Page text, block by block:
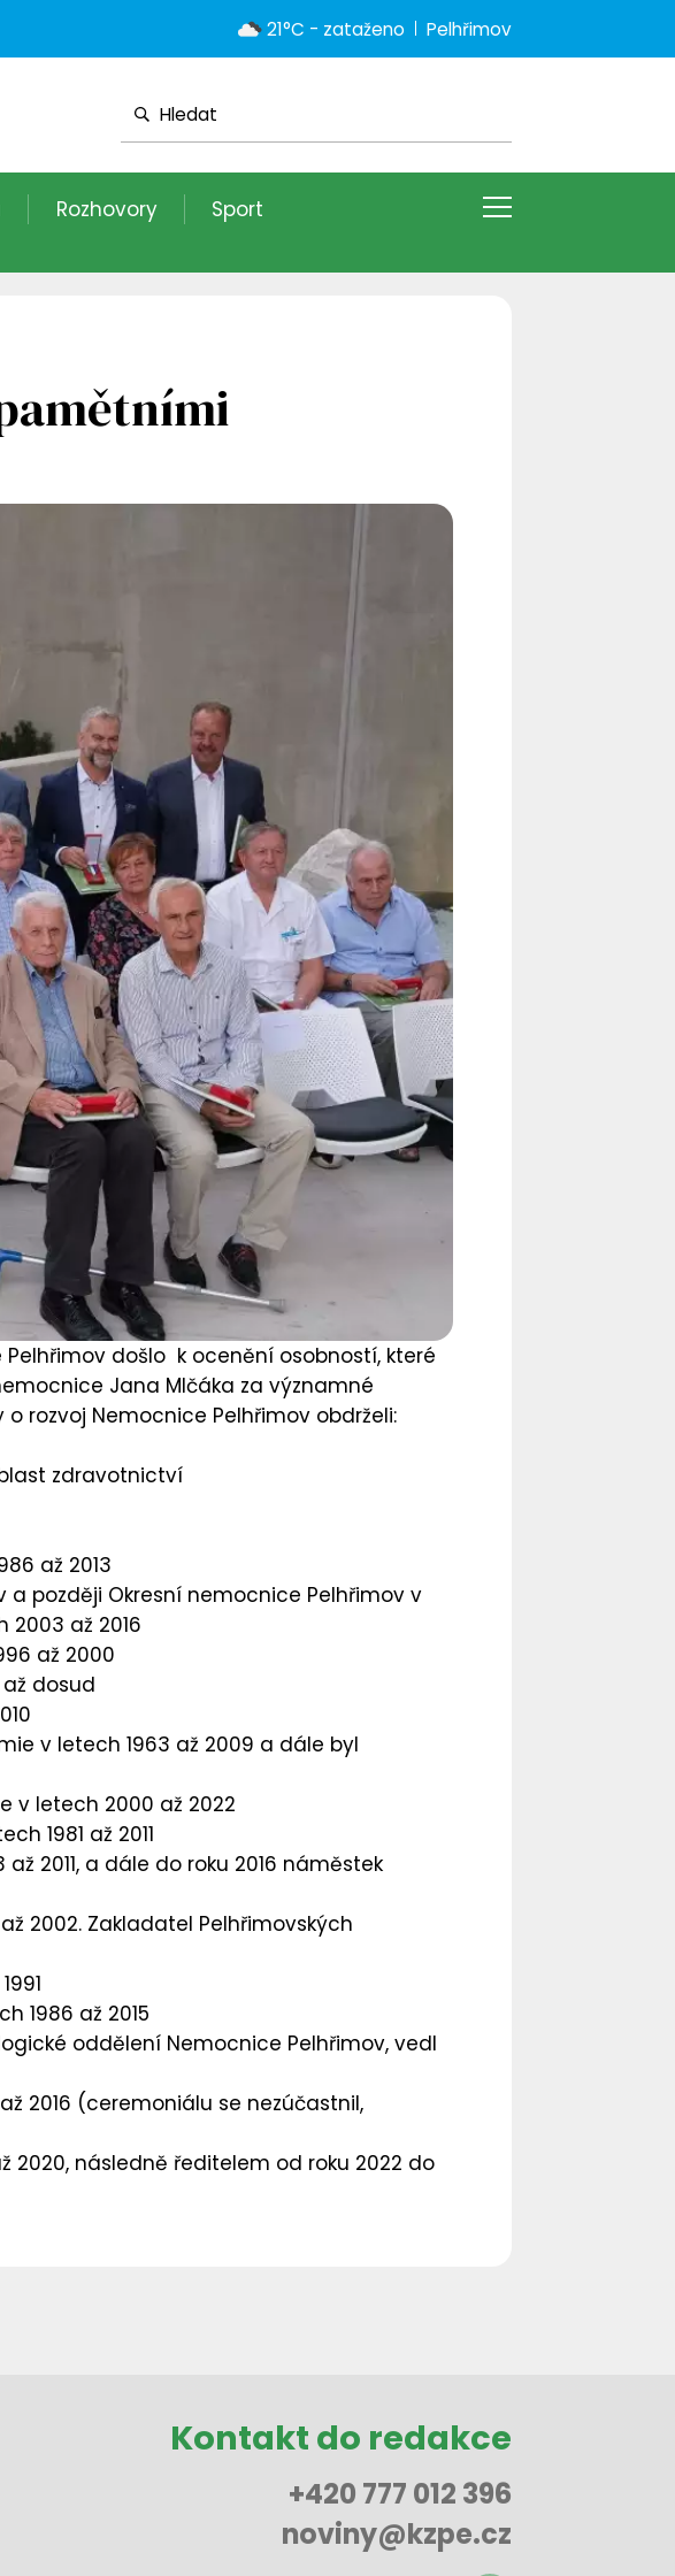
21°C - zataženo Pelhřimov
Rozhovory
Sport
došlo k ocenění osobností, které
Jana Mlčáka za významné
rozvoj Nemocnice Pelhřimov obdrželi:
zdravotnictví
až 2013
později Okresní nemocnice Pelhřimov v
2003 až 2016
až 2000
dosud
v letech 1963 až 2009 a dále byl
v letech 2000 až 2022
1981 až 2011
2011, a dále do roku 2016 náměstek
2002. Zakladatel Pelhřimovských
1986 až 2015
oddělení Nemocnice Pelhřimov, vedl
2016 (ceremoniálu se nezúčastnil,
2020, následně ředitelem od roku 2022 do
Kontakt do redakce
+420 777 012 396
noviny@kzpe.cz